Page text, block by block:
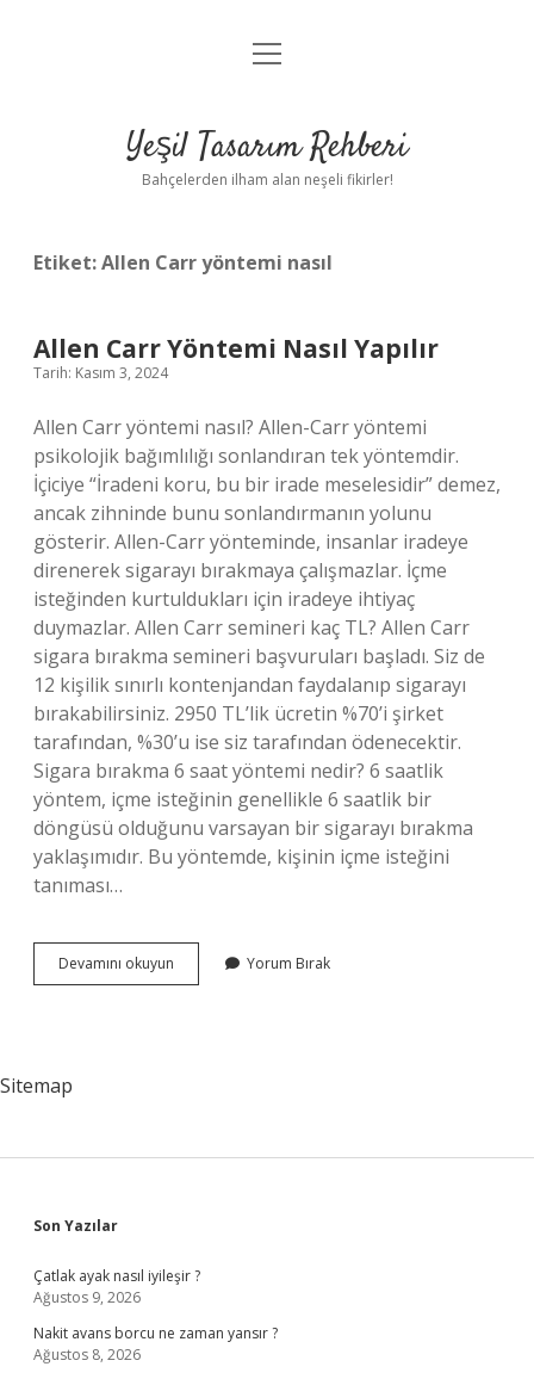
Anasayfa
Yasal Uyarı
menüyü
Yeşil Tasarım Rehberi
Bahçelerden ilham alan neşeli fikirler!
Etiket:Allen Carr yöntemi nasıl
Allen Carr Yöntemi Nasıl Yapılır
Tarih: Kasım 3, 2024
Allen Carr yöntemi nasıl? Allen-Carr yöntemi
psikolojik bağımlılığı sonlandıran tek yöntemdir.
İçiciye “İradeni koru, bu bir irade meselesidir” demez,
ancak zihninde bunu sonlandırmanın yolunu
gösterir. Allen-Carr yönteminde, insanlar iradeye
direnerek sigarayı bırakmaya çalışmazlar. İçme
isteğinden kurtuldukları için iradeye ihtiyaç
duymazlar. Allen Carr semineri kaç TL? Allen Carr
sigara bırakma semineri başvuruları başladı. Siz de
12 kişilik sınırlı kontenjandan faydalanıp sigarayı
bırakabilirsiniz. 2950 TL’lik ücretin %70’i şirket
tarafından, %30’u ise siz tarafından ödenecektir.
Sigara bırakma 6 saat yöntemi nedir? 6 saatlik
yöntem, içme isteğinin genellikle 6 saatlik bir
döngüsü olduğunu varsayan bir sigarayı bırakma
yaklaşımıdır. Bu yöntemde, kişinin içme isteğini
tanıması…
Devamını okuyun
Carr
Yorum Bırak
Sitemap
Sidebar
Son Yazılar
Çatlak ayak nasıl iyileşir ?
Ağustos 9, 2026
Nakit avans borcu ne zaman yansır ?
Ağustos 8, 2026